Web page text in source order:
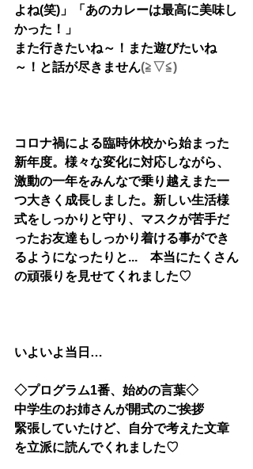
よね(笑)」「あのカレーは最高に美味し
かった！」
また行きたいね～！また遊びたいね
～！と話が尽きません(≧▽≦)
コロナ禍による臨時休校から始まった
新年度。様々な変化に対応しながら、
激動の一年をみんなで乗り越えまた一
つ大きく成長しました。新しい生活様
式をしっかりと守り、マスクが苦手だ
ったお友達もしっかり着ける事ができ
るようになったりと...　本当にたくさん
の頑張りを見せてくれました♡
いよいよ当日…
◇プログラム1番、始めの言葉◇
中学生のお姉さんが開式のご挨拶
緊張していたけど、自分で考えた文章
を立派に読んでくれました♡